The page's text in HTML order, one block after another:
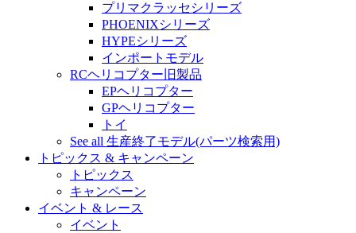
プリマクラッセシリーズ
PHOENIXシリーズ
HYPEシリーズ
インポートモデル
RCヘリコプター旧製品
EPヘリコプター
GPヘリコプター
トイ
See all 生産終了モデル(パーツ検索用)
トピックス & キャンペーン
トピックス
キャンペーン
イベント & レース
イベント